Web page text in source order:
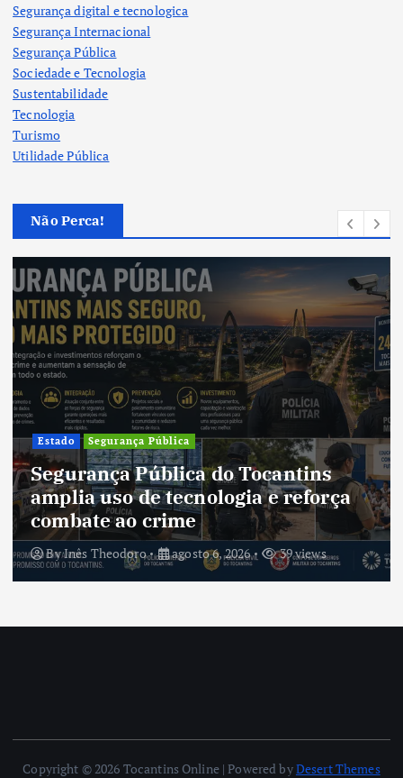
Segurança digital e tecnologica
Segurança Internacional
Segurança Pública
Sociedade e Tecnologia
Sustentabilidade
Tecnologia
Turismo
Utilidade Pública
Não Perca!
Estado Segurança Pública
Segurança Pública do Tocantins
amplia uso de tecnologia e reforça
combate ao crime
ByInês Theodoro agosto 6, 2026 39 views
Copyright © 2026 Tocantins Online | Powered byDesert Themes